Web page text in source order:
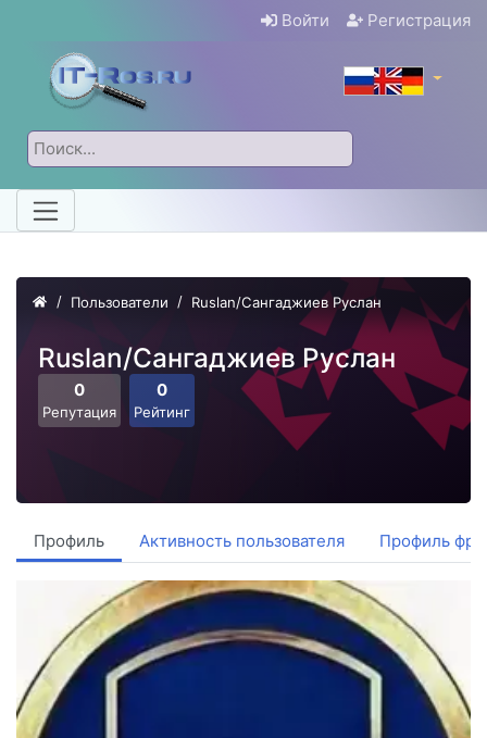
Войти Регистрация
Пользователи Ruslan/Сангаджиев Руслан
Ruslan/Сангаджиев Руслан
0
Репутация
0
Рейтинг
Профиль Активность пользователя Профиль